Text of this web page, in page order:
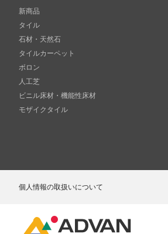
新商品
タイル
石材・天然石
タイルカーペット
ボロン
人工芝
ビニル床材・機能性床材
モザイクタイル
個人情報の取扱いについて